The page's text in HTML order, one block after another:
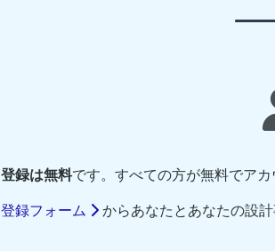
登録は無料です。すべての方が無料でアカ
登録フォーム からあなたとあなたの設